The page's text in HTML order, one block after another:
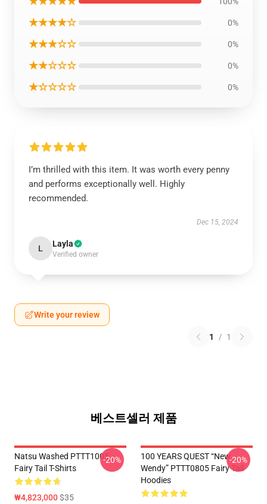
★★★★☆ 0%
★★★☆☆ 0%
★★☆☆☆ 0%
★☆☆☆☆ 0%
I’m thrilled with this item. It was worth every penny
and performs exceptionally well. Highly
recommended.
Dec 15, 2024
L Layla
Verified owner
Write your review
1 / 1
베스트셀러 제품
Natsu Washed PTTT1005
Fairy Tail T-Shirts
₩4,823,000$35
-20%
100 YEARS QUEST “New
Wendy” PTTT0805 Fairy Tail
Hoodies
-20%